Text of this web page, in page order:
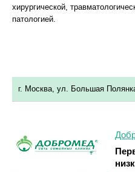
хирургической,
патологией.
г. Москва, ул. Большая